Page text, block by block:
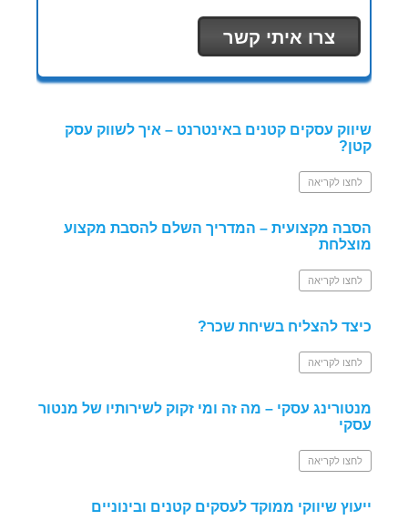
שיווק עסקים קטנים באינטרנט – איך לשווק עסק
קטן?
לחצו לקריאה
הסבה מקצועית – המדריך השלם להסבת מקצוע
מוצלחת
לחצו לקריאה
כיצד להצליח בשיחת שכר?
לחצו לקריאה
מנטורינג עסקי – מה זה ומי זקוק לשירותיו של מנטור
עסקי
לחצו לקריאה
ייעוץ שיווקי ממוקד לעסקים קטנים ובינוניים